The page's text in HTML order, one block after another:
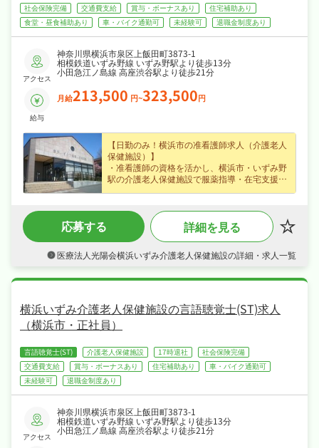
社会保険完備
交通費支給 賞与・ボーナスあり
住宅補助あり
食堂・昼食補助あり
車・バイク通勤可 未経験可 退職金制度あり
アクセス
神奈川県横浜市泉区上飯田町3873-1
相模鉄道いずみ野線 いずみ野駅より徒歩13分
小田急江ノ島線 高座渋谷駅より徒歩21分
給与
月給213,500 円~323,500円
【日勤のみ！横浜市の准看護師求人（介護老人
保健施設）】
・准看護師の資格を活かし、横浜市・いずみ野
駅の介護老人保健施設で服薬指導・在宅支援な
ャリアを積めます◎
・正社員で月給21.4〜32.4万円、賞与年2回・
資格手当・住宅手当・皆勤手当など各種手当な
ます◎
暇など長期休暇も取りやすくプライベートも大
・社会保険完備、退職金制度あり、住宅補助・
社宅制度ありと手厚く、腰を据えて長く活躍で
きる職場です◎
応募する 詳細を見る
医療法人光陽会横浜いずみ介護老人保健施設の詳細・求人一覧
横浜いずみ介護老人保健施設の言語聴覚士(ST)求人
（横浜市・正社員）
言語聴覚士(ST) 介護老人保健施設 17時退社
社会保険完備
交通費支給
賞与・ボーナスあり 住宅補助あり
車・バイク通勤可
未経験可
退職金制度あり
アクセス
神奈川県横浜市泉区上飯田町3873-1
相模鉄道いずみ野線 いずみ野駅より徒歩13分
小田急江ノ島線 高座渋谷駅より徒歩21分